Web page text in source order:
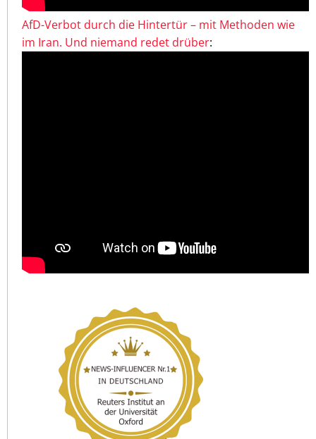
AfD-Verbot durch die Hintertür – mit Methoden wie
im Iran. Und niemand redet drüber: